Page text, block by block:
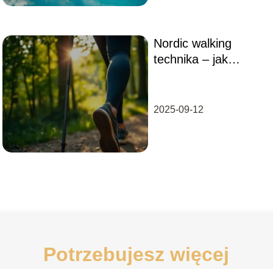
Nordic walking
technika – jak
2025-09-12
Potrzebujesz więcej